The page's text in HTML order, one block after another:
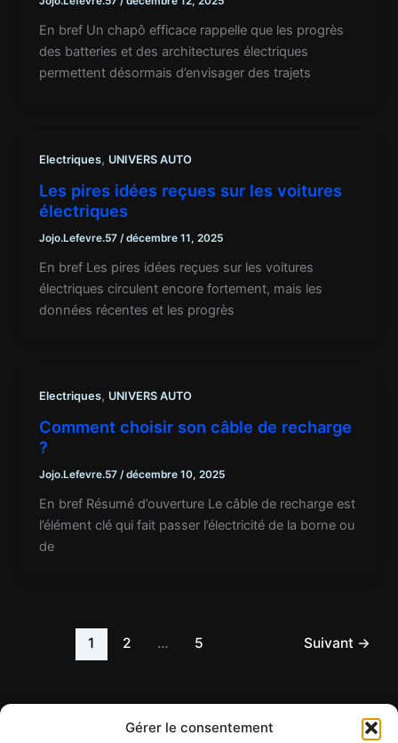
Gérer le consentement
En bref Un chapô efficace rappelle que les progrès
des batteries et des architectures électriques
permettent désormais d’envisager des trajets
Electriques, UNIVERS AUTO
Les pires idées reçues sur les voitures
électriques
Jojo.Lefevre.57 /décembre 11, 2025
En bref Les pires idées reçues sur les voitures
électriques circulent encore fortement, mais les
données récentes et les progrès
Electriques, UNIVERS AUTO
Comment choisir son câble de recharge
?
Jojo.Lefevre.57/décembre 10, 2025
En bref Résumé d’ouverture Le câble de recharge est
l’élément clé qui fait passer l’électricité de la borne ou
de
1 2 … 5 Suivant →